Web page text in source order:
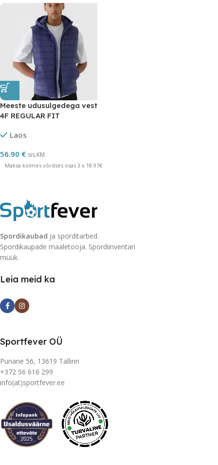
Meeste udusulgedega vest
4F REGULAR FIT
Laos
56.90 € sis.KM
Maksa kolmes võrdses osas 3 x 18.97€
Spordikaubad ja sporditarbed.
Spordikaupade maaletooja. Spordiinventari
müük.
Leia meid ka
Sportfever OÜ
Punane 56, 13619 Tallinn
+372 56 616 299
info(at)sportfever.ee